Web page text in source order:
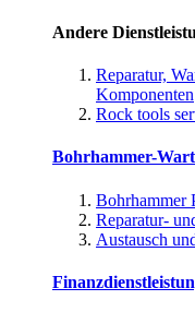
Andere
Reparatur,
Komponenten
Rock tools
Bohrhammer-
Bohrhammer
Reparatur-
Austausch